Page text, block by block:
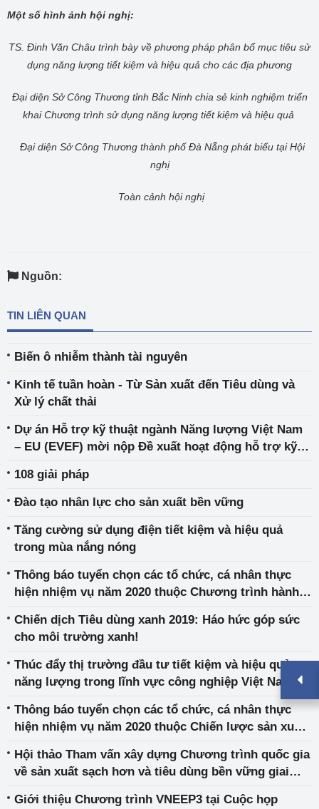
Một số hình ảnh hội nghị:
TS. Đinh Văn Châu trình bày về phương pháp phân bổ mục tiêu sử
dụng năng lượng tiết kiệm và hiệu quả cho các địa phương
Đại diện Sở Công Thương tỉnh Bắc Ninh chia sẻ kinh nghiệm triển
khaiChương trình sử dụng năng lượng tiết kiệm và hiệu quả
Đại diện Sở Công Thương thành phố Đà Nẵng phát biểu tại Hội
nghị
Toàn cảnh hội nghị
Nguồn:
TIN LIÊN QUAN
Biến ô nhiễm thành tài nguyên
Kinh tế tuần hoàn - Từ Sản xuất đến Tiêu dùng và
Xử lý chất thải
Dự án Hỗ trợ kỹ thuật ngành Năng lượng Việt Nam
– EU (EVEF) mời nộp Đề xuất hoạt động hỗ trợ kỹ
108 giải pháp
Đào tạo nhân lực cho sản xuất bền vững
Tăng cường sử dụng điện tiết kiệm và hiệu quả
trong mùa nắng nóng
Thông báo tuyển chọn các tổ chức, cá nhân thực
hiện nhiệm vụ năm 2020 thuộc Chương trình hành
đến năm 2020, tầm nhìn đến năm 2030
Chiến dịch Tiêu dùng xanh 2019: Háo hức góp sức
cho môi trường xanh!
Thúc đẩy thị trường đầu tư tiết kiệm và hiệu quả
năng lượng trong lĩnh vực công nghiệp Việt Nam
Thông báo tuyển chọn các tổ chức, cá nhân thực
hiện nhiệm vụ năm 2020 thuộc Chiến lược sản xuất
Hội thảo Tham vấn xây dựng Chương trình quốc gia
về sản xuất sạch hơn và tiêu dùng bền vững giai
Giới thiệu Chương trình VNEEP3 tại Cuộc họp